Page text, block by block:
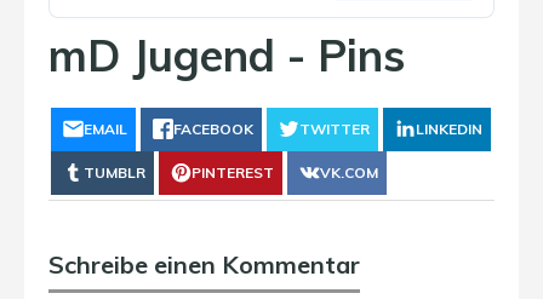
mD Jugend - Pins
EMAIL FACEBOOK TWITTER LINKEDIN
TUMBLR PINTEREST VK.COM
Schreibe einen Kommentar